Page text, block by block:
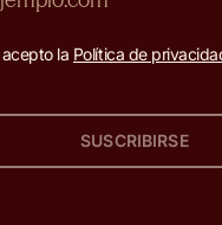
la Política de
SUSCRIBIRSE